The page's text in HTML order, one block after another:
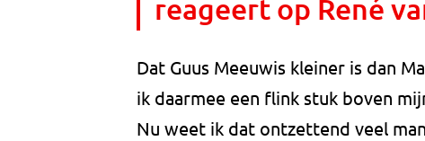
reageert op René
Dat Guus Meeuwis kleiner is dan
ik daarmee een flink stuk boven
Nu weet ik dat ontzettend veel